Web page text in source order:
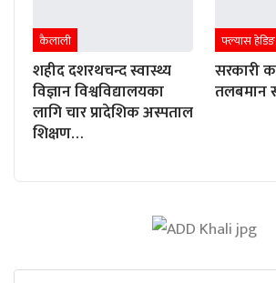
कैलाली
शहीद दशरथचन्द स्वास्थ्य
विज्ञान विश्वविद्यालयका
लागि चार प्रादेशिक अस्पताल
शिक्षण…
फ्ल्यास हेडिङ
सरकारी
तलबमान